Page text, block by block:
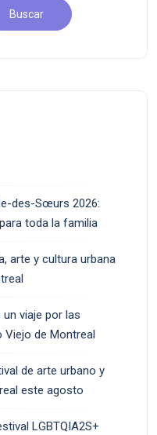
Buscar
des-Sœurs 2026:
toda la familia
arte y cultura urbana
viaje por las
Viejo de Montreal
de arte urbano y
este agosto
LGBTQIA2S+